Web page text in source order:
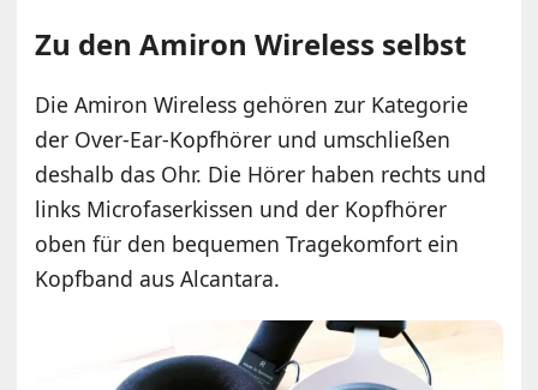
Zu den Amiron Wireless selbst
Die Amiron Wireless gehören zur Kategorie
der Over-Ear-Kopfhörer und umschließen
deshalb das Ohr. Die Hörer haben rechts und
links Microfaserkissen und der Kopfhörer
oben für den bequemen Tragekomfort ein
Kopfband aus Alcantara.